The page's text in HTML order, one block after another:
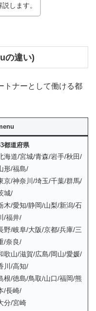
します。
の違い)
トナーとして働ける都
都道府県
海道/宮城/青森/岩手/秋田/
形/福島/
京/神奈川/埼玉/千葉/群馬/
城/
木/愛知/静岡/山梨/新潟/石
/福井/
野/岐阜/大阪/京都/兵庫/三
/奈良/
歌山/滋賀/広島/岡山/愛媛/
川/高知/
根/徳島/鳥取/山口/福岡/熊
/長崎/
分/宮崎